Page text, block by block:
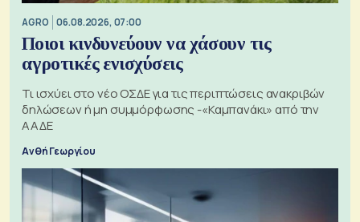
AGRO 06.08.2026, 07:00
Ποιοι κινδυνεύουν να χάσουν τις
αγροτικές ενισχύσεις
Τι ισχύει στο νέο ΟΣΔΕ για τις περιπτώσεις ανακριβών
δηλώσεων ή μη συμμόρφωσης -«Καμπανάκι» από την
ΑΑΔΕ
Ανθή Γεωργίου